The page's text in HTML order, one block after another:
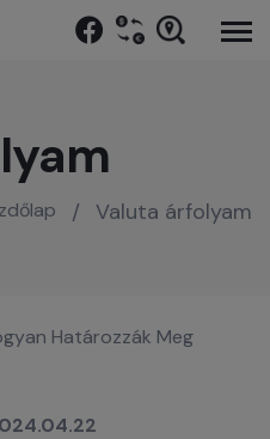
/ Valuta árfolyam
Határozzák Meg